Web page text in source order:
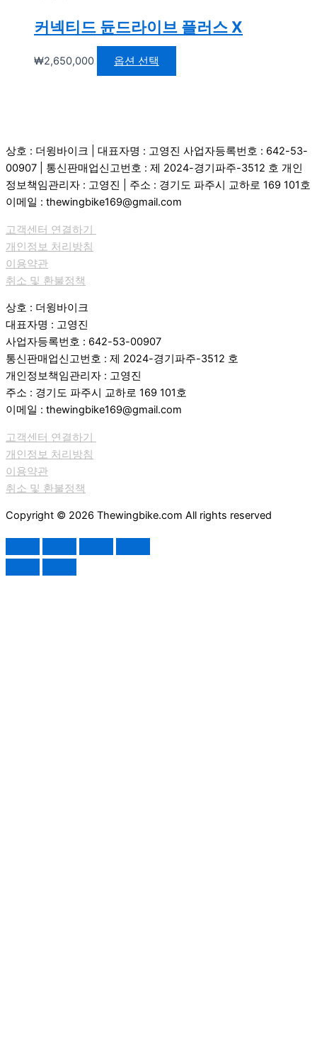
커넥티드 듄드라이브 플러스 X
₩2,650,000 옵션 선택
상호 : 더윙바이크 | 대표자명 : 고영진 사업자등록번호 : 642-53-
00907 | 통신판매업신고번호 : 제 2024-경기파주-3512 호 개인
정보책임관리자 : 고영진 | 주소 : 경기도 파주시 교하로 169 101호
이메일 : thewingbike169@gmail.com
고객센터 연결하기
개인정보 처리방침
이용약관
취소 및 환불정책
상호 : 더윙바이크
대표자명 : 고영진
사업자등록번호 : 642-53-00907
통신판매업신고번호 : 제 2024-경기파주-3512 호
개인정보책임관리자 : 고영진
주소 : 경기도 파주시 교하로 169 101호
이메일 : thewingbike169@gmail.com
고객센터 연결하기
개인정보 처리방침
이용약관
취소 및 환불정책
Copyright © 2026 Thewingbike.com All rights reserved